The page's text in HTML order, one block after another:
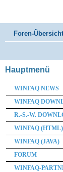
Foren-Übersicht
Hauptmenü
WINFAQ NEWS
WINFAQ
R.-S.-W.
WINFAQ (HTML)
WINFAQ (JAVA)
FORUM
WINFAQ-